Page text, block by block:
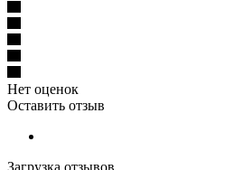
Нет оценок
Оставить отзыв
Загрузка отзывов...